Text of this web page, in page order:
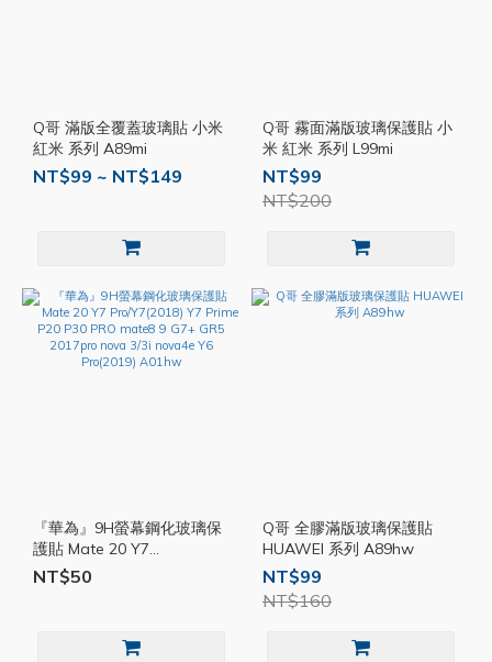
Q哥 滿版全覆蓋玻璃貼 小米
紅米 系列 A89mi
NT$99 ~ NT$149
Q哥 霧面滿版玻璃保護貼 小
米 紅米 系列 L99mi
NT$99
NT$200
『華為』9H螢幕鋼化玻璃保
護貼 Mate 20 Y7
Pro/Y7(2018) Y7 Prime P20
P30 PRO mate8 9 G7+ GR5
NT$50
Q哥 全膠滿版玻璃保護貼
HUAWEI 系列 A89hw
NT$99
NT$160